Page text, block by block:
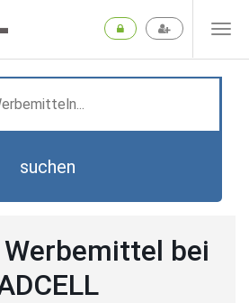
suchen
bei